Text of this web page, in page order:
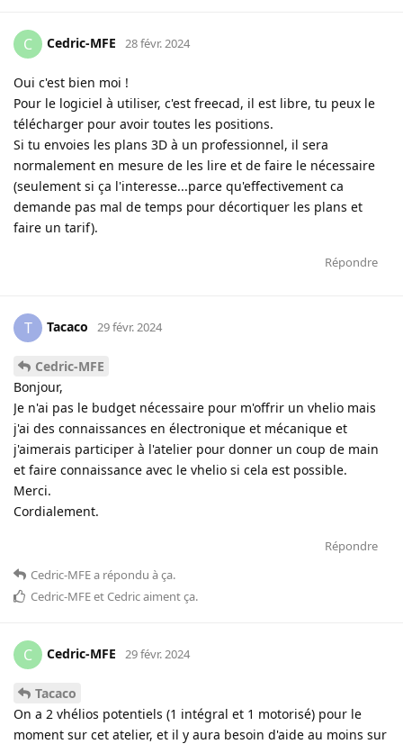
C Cedric-MFE 28 févr. 2024
Oui c'est bien moi !
Pour le logiciel à utiliser, c'est freecad, il est libre, tu peux le
télécharger pour avoir toutes les positions.
Si tu envoies les plans 3D à un professionnel, il sera
normalement en mesure de les lire et de faire le nécessaire
(seulement si ça l'interesse...parce qu'effectivement ca
demande pas mal de temps pour décortiquer les plans et
faire un tarif).
Répondre
T Tacaco 29 févr. 2024
Cedric-MFE
Bonjour,
Je n'ai pas le budget nécessaire pour m'offrir un vhelio mais
j'ai des connaissances en électronique et mécanique et
j'aimerais participer à l'atelier pour donner un coup de main
et faire connaissance avec le vhelio si cela est possible.
Merci.
Cordialement.
Répondre
Cedric-MFEa répondu à ça.
Cedric-MFEet Cedricaiment ça.
C Cedric-MFE 29 févr. 2024
Tacaco
On a 2 vhélios potentiels (1 intégral et 1 motorisé) pour le
moment sur cet atelier, et il y aura besoin d'aide au moins sur